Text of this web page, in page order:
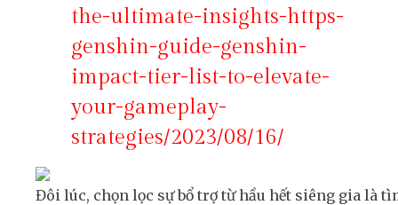
the-ultimate-insights-https-
genshin-guide-genshin-
impact-tier-list-to-elevate-
your-gameplay-
strategies/2023/08/16/
Đôi lúc, chọn lọc sự bổ trợ từ hầu hết siêng gia là